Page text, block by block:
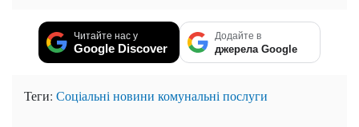
Читайте нас у
Google Discover
Додайте в
джерела Google
Теги: Соціальні новини комунальні послуги